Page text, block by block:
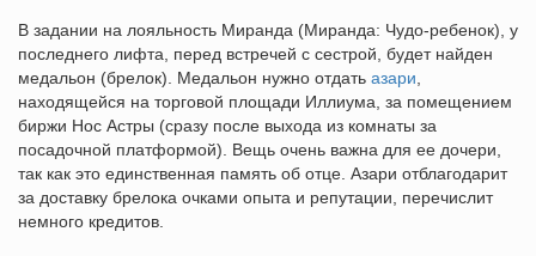
В задании на лояльность Миранда (Миранда: Чудо-ребенок), у
последнего лифта, перед встречей с сестрой, будет найден
медальон (брелок). Медальон нужно отдать азари
находящейся на торговой площади Иллиума, за помещением
биржи Нос Астры (сразу после выхода из комнаты за
посадочной платформой). Вещь очень важна для ее дочери,
так как это единственная память об отце. Азари отблагодарит
за доставку брелока очками опыта и репутации, перечислит
немного кредитов.